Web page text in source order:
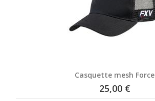
Casquette mesh Force
25,00 €